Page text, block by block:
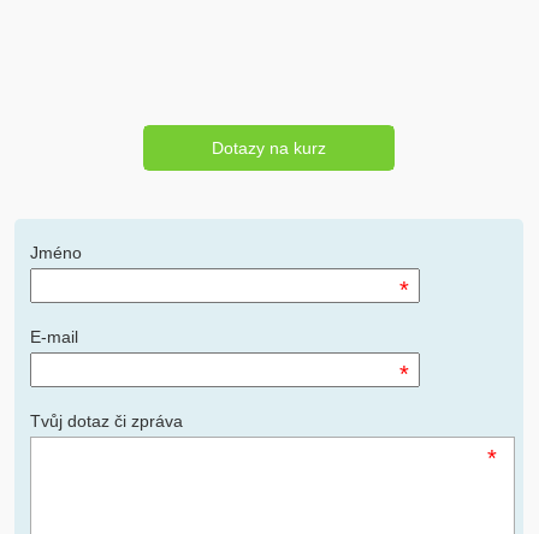
Dotazy na kurz
Jméno
*
E-mail
*
Tvůj dotaz či zpráva
*